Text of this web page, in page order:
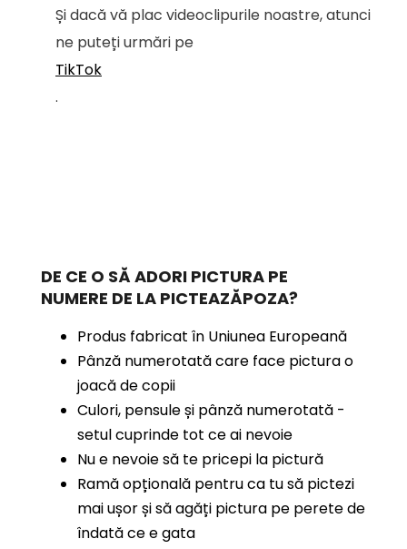
Și dacă vă plac videoclipurile noastre, atunci
ne puteți urmări pe
TikTok
.
DE CE O SĂ ADORI PICTURA PE
NUMERE DE LA PICTEAZĂPOZA?
Produs fabricat în Uniunea Europeană
Pânză numerotată care face pictura o
joacă de copii
Culori, pensule și pânză numerotată -
setul cuprinde tot ce ai nevoie
Nu e nevoie să te pricepi la pictură
Ramă opțională pentru ca tu să pictezi
mai ușor și să agăți pictura pe perete de
îndată ce e gata